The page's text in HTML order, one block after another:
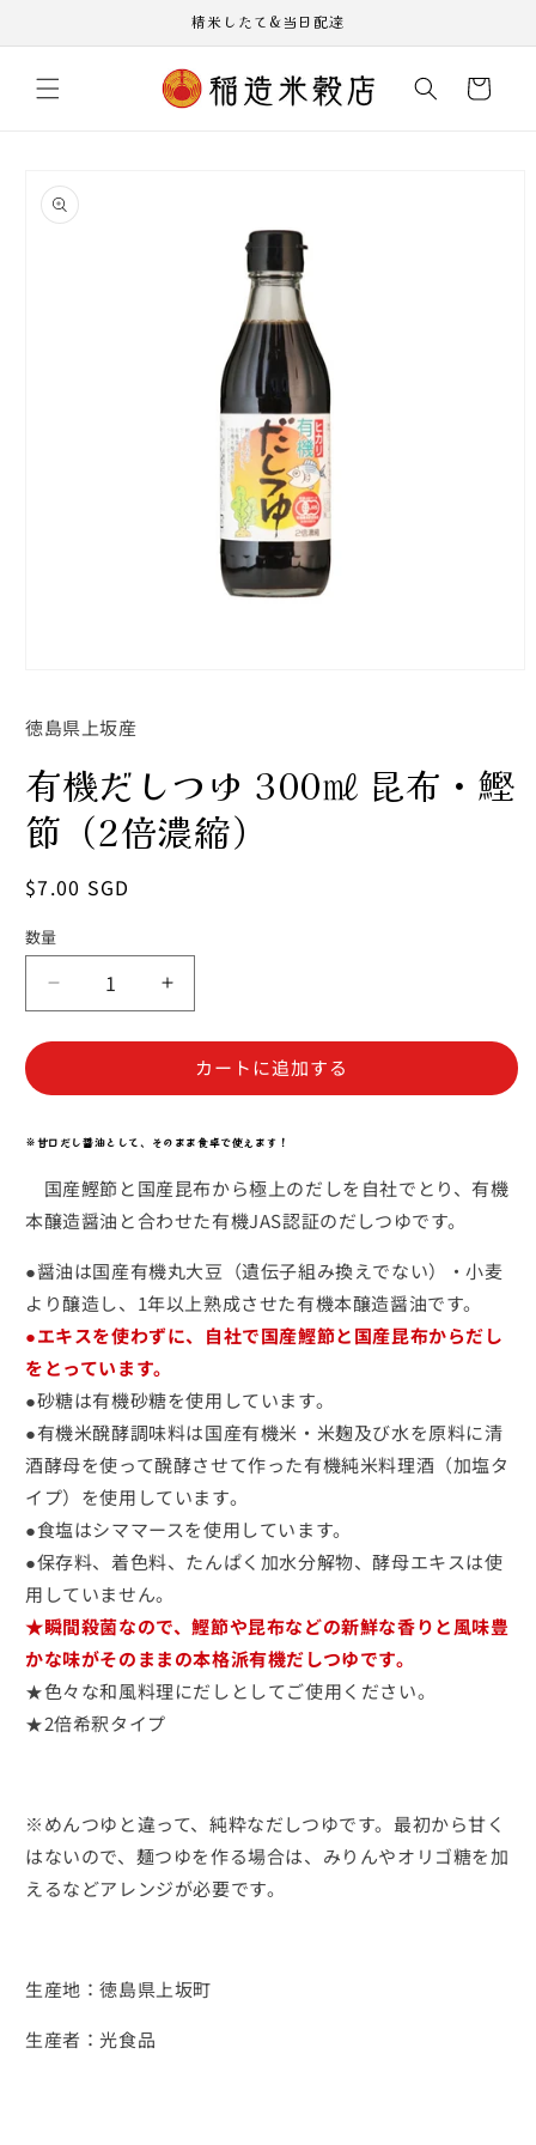
進む
精米したて&当日配達
ー
報にス
キップ
ダ
ル
メ
デ
ィ
ア
を
く
徳島県上坂産
有機だしつゆ 300㎖ 昆布・鰹
節（2倍濃縮）
通
価
$7.00 SGD
数
数量
ゆ
㎖
昆
鰹
節
（2
倍
濃
縮）
の
数
量
を
減
ら
す
有
ゆ
㎖
昆
鰹
節
（2
濃
縮）
の
数
量
を
増
す
カートに追加する
※甘口だし醤油として、そのまま食卓で使えます！
国産鰹節と国産昆布から極上のだしを自社でとり、有機
本醸造醤油と合わせた有機JAS認証のだしつゆです。
●醤油は国産有機丸大豆（遺伝子組み換えでない）・小麦
より醸造し、1年以上熟成させた有機本醸造醤油です。
●エキスを使わずに、自社で国産鰹節と国産昆布からだし
をとっています。
●砂糖は有機砂糖を使用しています。
●有機米醗酵調味料は国産有機米・米麹及び水を原料に清
酒酵母を使って醗酵させて作った有機純米料理酒（加塩タ
イプ） を使用しています。
●食塩はシママースを使用しています。
●保存料、着色料、たんぱく加水分解物、酵母エキスは使
用していません。
★瞬間殺菌なので、鰹節や昆布などの新鮮な香りと風味豊
かな味がそのままの本格派有機だしつゆです。
★色々な和風料理にだしとしてご使用ください。
★2倍希釈タイプ
※めんつゆと違って、純粋なだしつゆです。最初から甘く
はないので、麺つゆを作る場合は、みりんやオリゴ糖を加
えるなどアレンジが必要です。
生産地：徳島県上坂町
生産者：光食品